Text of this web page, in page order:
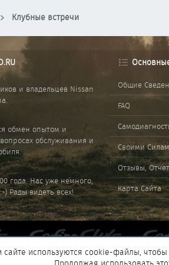
Клубные встречи
и владельцев Nissan
обмен опытом и
обслуживания и
года. Нас уже немного,
Рады видеть всех!
Общие
FAQ
Своими
Отзывы,
Карта Сайта
используются cookie-файлы, чтобы